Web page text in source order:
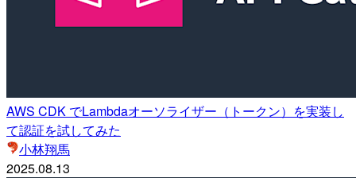
AWS CDK でLambdaオーソライザー（トークン）を実装し
て認証を試してみた
小林翔馬
2025.08.13